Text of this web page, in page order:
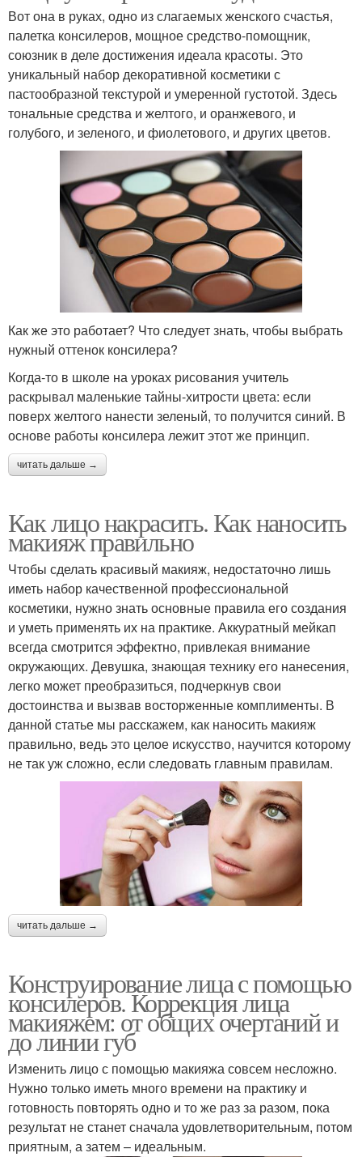
Вот она в руках, одно из слагаемых женского счастья,
палетка консилеров, мощное средство-помощник,
союзник в деле достижения идеала красоты. Это
уникальный набор декоративной косметики с
пастообразной текстурой и умеренной густотой. Здесь
тональные средства и желтого, и оранжевого, и
голубого, и зеленого, и фиолетового, и других цветов.
Как же это работает? Что следует знать, чтобы выбрать
нужный оттенок консилера?
Когда-то в школе на уроках рисования учитель
раскрывал маленькие тайны-хитрости цвета: если
поверх желтого нанести зеленый, то получится синий. В
основе работы консилера лежит этот же принцип.
читать дальше →
Как лицо накрасить. Как наносить
макияж правильно
Чтобы сделать красивый макияж, недостаточно лишь
иметь набор качественной профессиональной
косметики, нужно знать основные правила его создания
и уметь применять их на практике. Аккуратный мейкап
всегда смотрится эффектно, привлекая внимание
окружающих. Девушка, знающая технику его нанесения,
легко может преобразиться, подчеркнув свои
достоинства и вызвав восторженные комплименты. В
данной статье мы расскажем, как наносить макияж
правильно, ведь это целое искусство, научится которому
не так уж сложно, если следовать главным правилам.
читать дальше →
Конструирование лица с помощью
консилеров. Коррекция лица
макияжем: от общих очертаний и
до линии губ
Изменить лицо с помощью макияжа совсем несложно.
Нужно только иметь много времени на практику и
готовность повторять одно и то же раз за разом, пока
результат не станет сначала удовлетворительным, потом
приятным, а затем – идеальным.